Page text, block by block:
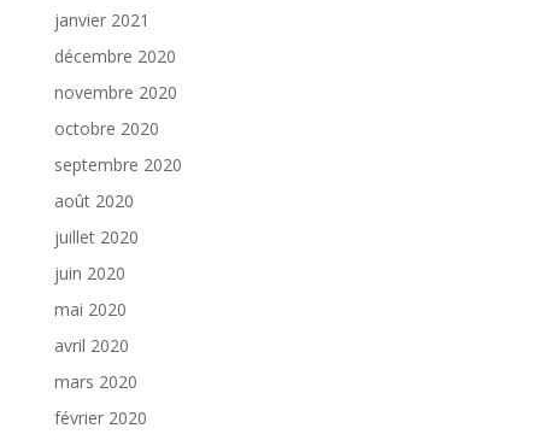
janvier 2021
décembre 2020
novembre 2020
octobre 2020
septembre 2020
août 2020
juillet 2020
juin 2020
mai 2020
avril 2020
mars 2020
février 2020